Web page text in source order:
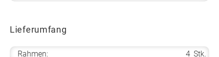
Lieferumfang
Rahmen: 4 Stk.